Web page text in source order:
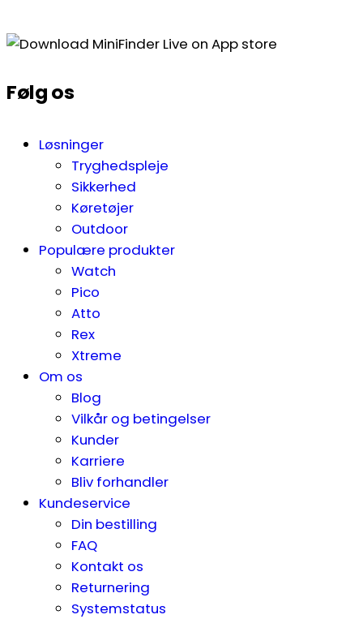
Følg os
Løsninger
Tryghedspleje
Sikkerhed
Køretøjer
Outdoor
Populære produkter
Watch
Pico
Atto
Rex
Xtreme
Om os
Blog
Vilkår og betingelser
Kunder
Karriere
Bliv forhandler
Kundeservice
Din bestilling
FAQ
Kontakt os
Returnering
Systemstatus